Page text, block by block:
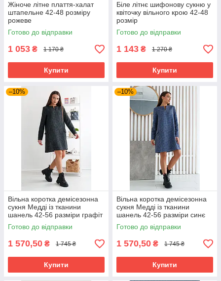
Жіноче літне плаття-халат
штапельне 42-48 розміру
рожеве
Готово до відправки
1 053 ₴ 1 170 ₴
Купити
Біле літнє шифонову сукню у
квіточку вільного крою 42-48
розмір
Готово до відправки
1 143 ₴ 1 270 ₴
Купити
–10%
Вільна коротка демісезонна
сукня Медді із тканини
шанель 42-56 разміри графіт
Готово до відправки
1 570,50 ₴ 1 745 ₴
Купити
–10%
Вільна коротка демісезонна
сукня Медді із тканини
шанель 42-56 разміри синє
Готово до відправки
1 570,50 ₴ 1 745 ₴
Купити